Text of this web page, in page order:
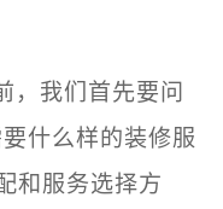
，我们首先要问
什么样的装修服
和服务选择方